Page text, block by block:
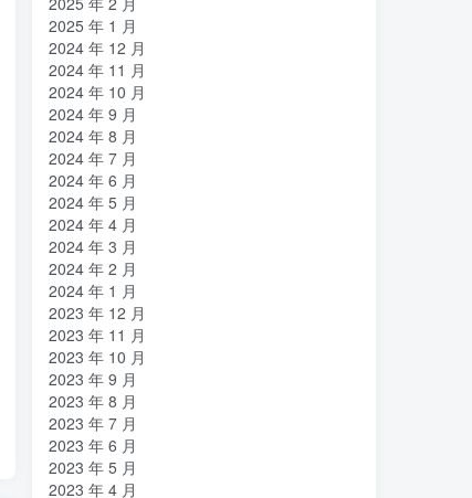
2025 年 1 月
2024 年 12 月
2024 年 11 月
2024 年 10 月
2024 年 9 月
2024 年 8 月
2024 年 7 月
2024 年 6 月
2024 年 5 月
2024 年 4 月
2024 年 3 月
2024 年 2 月
2024 年 1 月
2023 年 12 月
2023 年 11 月
2023 年 10 月
2023 年 9 月
2023 年 8 月
2023 年 7 月
2023 年 6 月
2023 年 5 月
2023 年 4 月